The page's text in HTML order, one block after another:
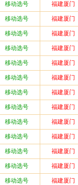
移动选号 福建厦门
移动选号 福建厦门
移动选号 福建厦门
移动选号 福建厦门
移动选号 福建厦门
移动选号 福建厦门
移动选号 福建厦门
移动选号 福建厦门
移动选号 福建厦门
移动选号 福建厦门
移动选号 福建厦门
移动选号 福建厦门
移动选号 福建厦门